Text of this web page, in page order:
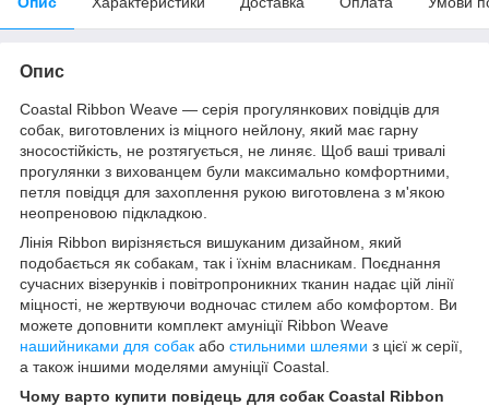
Опис
Coastal Ribbon Weave — серія прогулянкових повідців для
собак, виготовлених із міцного нейлону, який має гарну
зносостійкість, не розтягується, не линяє. Щоб ваші тривалі
прогулянки з вихованцем були максимально комфортними,
петля повідця для захоплення рукою виготовлена з м'якою
неопреновою підкладкою.
Лінія Ribbon вирізняється вишуканим дизайном, який
подобається як собакам, так і їхнім власникам. Поєднання
сучасних візерунків і повітропроникних тканин надає цій лінії
міцності, не жертвуючи водночас стилем або комфортом. Ви
можете доповнити комплект амуніції Ribbon Weave
нашийниками для собак або стильними шлеями з цієї ж серії,
а також іншими моделями амуніції Coastal.
Чому варто купити повідець для собак Coastal Ribbon